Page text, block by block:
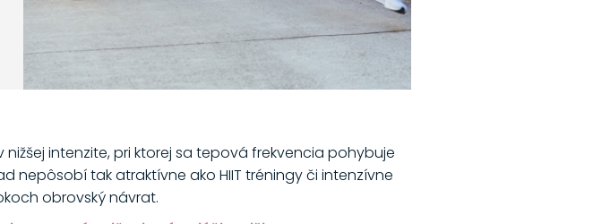
intenzite, pri ktorej sa tepová frekvencia pohybuje
nepôsobí tak atraktívne ako HIIT tréningy či intenzívne
obrovský návrat.